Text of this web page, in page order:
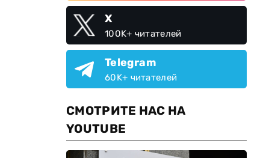
X
100K+ читателей
Telegram
60K+ читателей
СМОТРИТЕ НАС НА
YOUTUBE